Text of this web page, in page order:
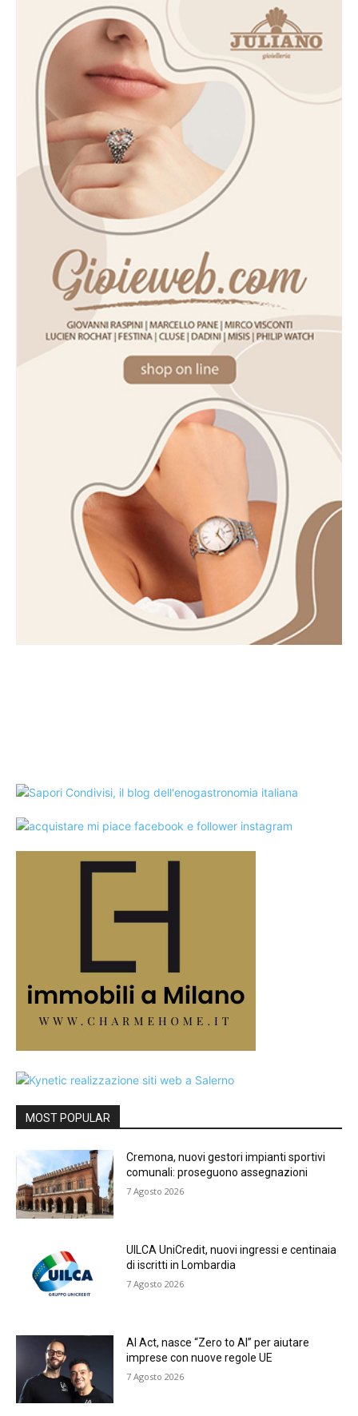
MOST POPULAR
Cremona, nuovi gestori impianti sportivi
comunali: proseguono assegnazioni
7 Agosto 2026
UILCA UniCredit, nuovi ingressi e centinaia
di iscritti in Lombardia
7 Agosto 2026
AI Act, nasce “Zero to AI” per aiutare
imprese con nuove regole UE
7 Agosto 2026